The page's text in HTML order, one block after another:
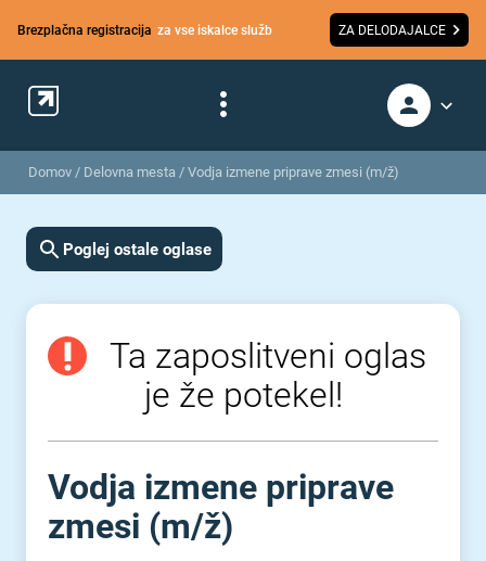
Brezplačna registracija za vse iskalce služb ZA DELODAJALCE
Domov / Delovna mesta / Vodja izmene priprave zmesi (m/ž)
Poglej ostale oglase
Ta zaposlitveni oglas
je že potekel!
Vodja izmene priprave
zmesi (m⁠/⁠ž)